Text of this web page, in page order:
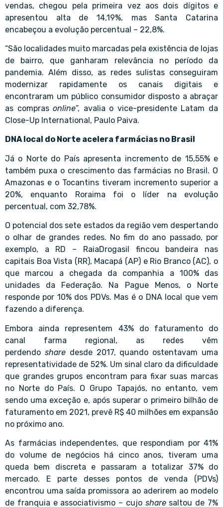
vendas, chegou pela primeira vez aos dois dígitos e
apresentou alta de 14,19%, mas Santa Catarina
encabeçou a evolução percentual – 22,8%.
“São localidades muito marcadas pela existência de lojas
de bairro, que ganharam relevância no período da
pandemia. Além disso, as redes sulistas conseguiram
modernizar rapidamente os canais digitais e
encontraram um público consumidor disposto a abraçar
as comprasonline”, avalia o vice-presidente Latam da
Close-Up International, Paulo Paiva.
DNA local do Norte acelera farmácias no Brasil
Já o Norte do País apresenta incremento de 15,55% e
também puxa o crescimento das farmácias no Brasil. O
Amazonas e o Tocantins tiveram incremento superior a
20%, enquanto Roraima foi o líder na evolução
percentual, com 32,78%.
O potencial dos sete estados da região vem despertando
o olhar de grandes redes. No fim do ano passado, por
exemplo, a RD – RaiaDrogasil fincou bandeira nas
capitais Boa Vista (RR), Macapá (AP) e Rio Branco (AC), o
que marcou a chegada da companhia a 100% das
unidades da Federação. Na Pague Menos, o Norte
responde por 10% dos PDVs. Mas é o DNA local que vem
fazendo a diferença.
Embora ainda representem 43% do faturamento do
canal farma regional, as redes vêm
perdendo sharedesde 2017, quando ostentavam uma
representatividade de 52%. Um sinal claro da dificuldade
que grandes grupos encontram para fixar suas marcas
no Norte do País. O Grupo Tapajós, no entanto, vem
sendo uma exceção e, após superar o primeiro bilhão de
faturamento em 2021, prevê R$ 40 milhões em expansão
no próximo ano.
As farmácias independentes, que respondiam por 41%
do volume de negócios há cinco anos, tiveram uma
queda bem discreta e passaram a totalizar 37% do
mercado. E parte desses pontos de venda (PDVs)
encontrou uma saída promissora ao aderirem ao modelo
de franquia e associativismo – cujo share saltou de 7%